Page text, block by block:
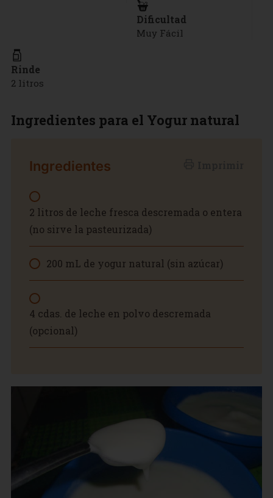
Dificultad
Muy Fácil
Rinde
2 litros
Ingredientes para el Yogur natural
Ingredientes
2 litros de leche fresca descremada o entera
(no sirve la pasteurizada)
200 mL de yogur natural (sin azúcar)
4 cdas. de leche en polvo descremada
(opcional)